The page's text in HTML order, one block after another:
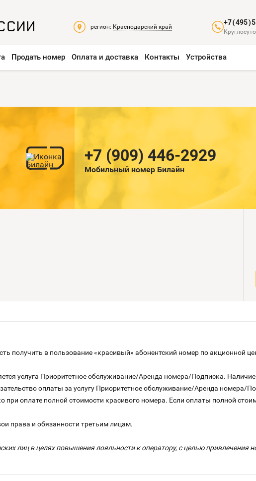
регион: Краснодарский край
Продать номер Оплата и доставка Контакты Устройства
+7 (909) 446-2929
Мобильный номер Билайн
получить в пользование «красивый» абонентский номер по акционной
услуга Приоритетное обслуживание/Аренда номера/Подписка.
оплаты за услугу Приоритетное обслуживание/Аренда номера/
при оплате полной стоимости красивого номера. Если оплаты полной
права и обязанности третьим лицам.
лиц в целях повышения лояльности к оператору, с целью привлечения